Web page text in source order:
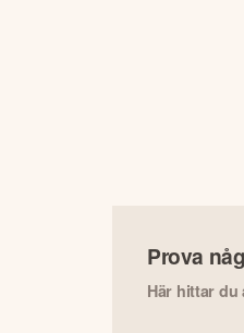
Prova
Här hittar du